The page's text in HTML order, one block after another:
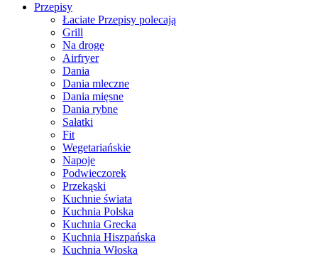
Przepisy
Łaciate Przepisy polecają
Grill
Na drogę
Airfryer
Dania
Dania mleczne
Dania mięsne
Dania rybne
Sałatki
Fit
Wegetariańskie
Napoje
Podwieczorek
Przekąski
Kuchnie świata
Kuchnia Polska
Kuchnia Grecka
Kuchnia Hiszpańska
Kuchnia Włoska